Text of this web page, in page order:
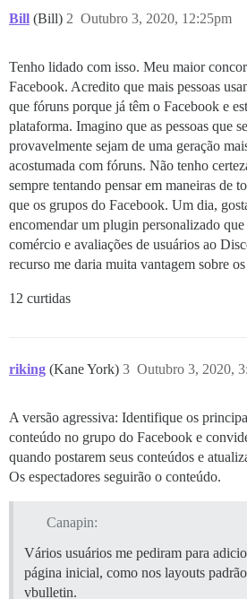
Bill (Bill) Outubro 3, 2020, 12:25pm
2
Tenho lidado com isso. Meu maior
Facebook. Acredito que mais pessoas
que fóruns porque já têm o Facebook e
plataforma. Imagino que as pessoas que
provavelmente sejam de uma geração
acostumada com fóruns. Não tenho
sempre tentando pensar em maneiras de
que os grupos do Facebook. Um dia,
encomendar um plugin personalizado
comércio e avaliações de usuários ao
recurso me daria muita vantagem sobre
12 curtidas
riking (Kane York) Outubro 3, 2020,
3
A versão agressiva: Identifique os
conteúdo no grupo do Facebook e
quando postarem seus conteúdos e
Os espectadores seguirão o conteúdo.
Canapin:
Vários usuários me pediram para
página inicial, como nos layouts
vbulletin.